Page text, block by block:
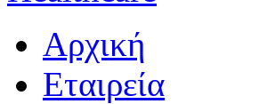
Αρχική
Εταιρεία